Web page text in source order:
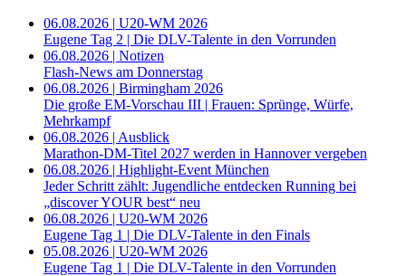
06.08.2026 | U20-WM 2026
Eugene Tag 2 | Die DLV-Talente in den Vorrunden
06.08.2026 | Notizen
Flash-News am Donnerstag
06.08.2026 | Birmingham 2026
Die große EM-Vorschau III | Frauen: Sprünge, Würfe,
Mehrkampf
06.08.2026 | Ausblick
Marathon-DM-Titel 2027 werden in Hannover vergeben
06.08.2026 | Highlight-Event München
Jeder Schritt zählt: Jugendliche entdecken Running bei
„discover YOUR best“ neu
06.08.2026 | U20-WM 2026
Eugene Tag 1 | Die DLV-Talente in den Finals
05.08.2026 | U20-WM 2026
Eugene Tag 1 | Die DLV-Talente in den Vorrunden